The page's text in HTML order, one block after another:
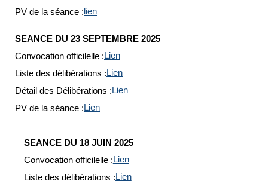
PV de la séance : lien
SEANCE DU 23 SEPTEMBRE 2025
Convocation officilelle : Lien
Liste des délibérations : Lien
Détail des Délibérations : Lien
PV de la séance : Lien
SEANCE DU 18 JUIN 2025
Convocation officilelle : Lien
Liste des délibérations : Lien